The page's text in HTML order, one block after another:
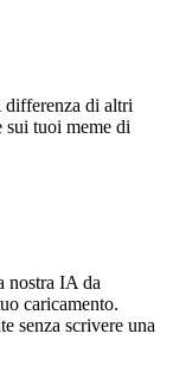
differenza di altri
tuoi meme di
nostra IA da
caricamento.
senza scrivere una